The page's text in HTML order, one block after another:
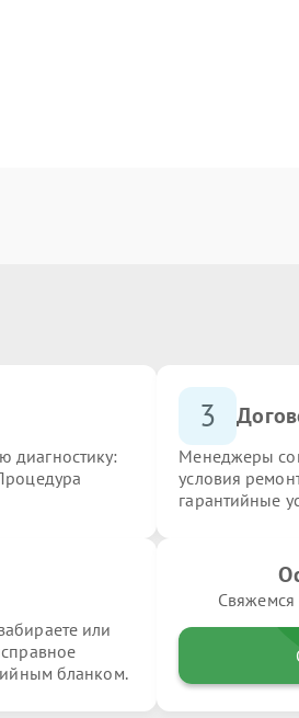
диагностику:
3
Менеджеры
условия
гарантийные
или
бланком.
Свяжемся